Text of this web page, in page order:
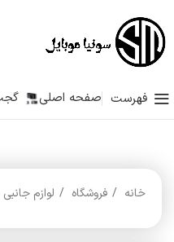
فهرست صفحه اصلی
خانه فروشگاه لوازم جانبی